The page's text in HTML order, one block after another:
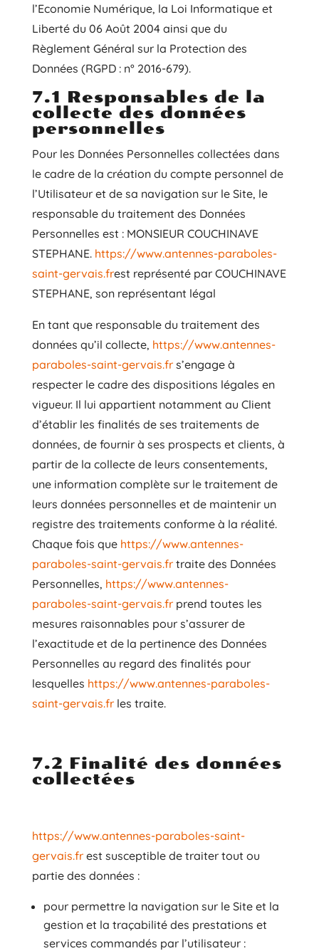
l’Economie Numérique, la Loi Informatique et
Liberté du 06 Août 2004 ainsi que du
Règlement Général sur la Protection des
Données (RGPD : n° 2016-679).
7.1 Responsables de la
collecte des données
personnelles
Pour les Données Personnelles collectées dans
le cadre de la création du compte personnel de
l’Utilisateur et de sa navigation sur le Site, le
responsable du traitement des Données
Personnelles est : MONSIEUR COUCHINAVE
STEPHANE. https://www.antennes-paraboles-
saint-gervais.frest représenté par COUCHINAVE
STEPHANE, son représentant légal
En tant que responsable du traitement des
données qu’il collecte, https://www.antennes-
paraboles-saint-gervais.fr s’engage à
respecter le cadre des dispositions légales en
vigueur. Il lui appartient notamment au Client
d’établir les finalités de ses traitements de
données, de fournir à ses prospects et clients, à
partir de la collecte de leurs consentements,
une information complète sur le traitement de
leurs données personnelles et de maintenir un
registre des traitements conforme à la réalité.
Chaque fois que https://www.antennes-
paraboles-saint-gervais.fr traite des Données
Personnelles, https://www.antennes-
paraboles-saint-gervais.fr prend toutes les
mesures raisonnables pour s’assurer de
l’exactitude et de la pertinence des Données
Personnelles au regard des finalités pour
lesquelles https://www.antennes-paraboles-
saint-gervais.fr les traite.
7.2 Finalité des données
collectées
https://www.antennes-paraboles-saint-
gervais.fr est susceptible de traiter tout ou
partie des données :
pour permettre la navigation sur le Site et la
gestion et la traçabilité des prestations et
services commandés par l’utilisateur :